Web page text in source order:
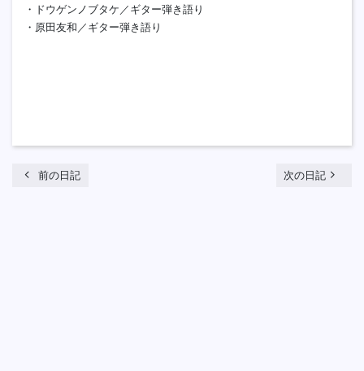
・ドウゲンノブタケ／ギター弾き語り
・原田友和／ギター弾き語り
chevron_left 前の日記 次の日記 navigate_next